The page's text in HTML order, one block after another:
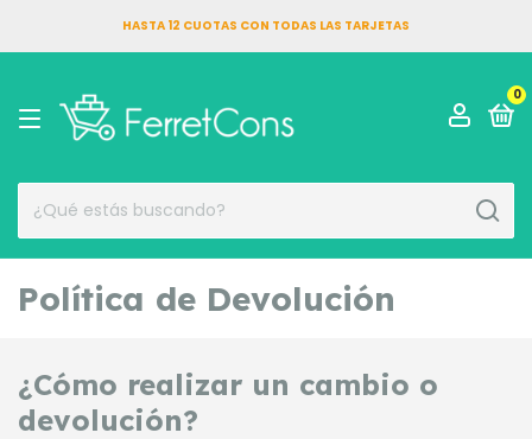
HASTA 12 CUOTAS CON TODAS LAS TARJETAS
0
Política de Devolución
¿Cómo realizar un cambio o
devolución?